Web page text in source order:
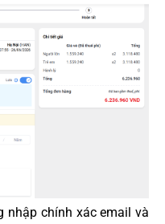
nhập chính xác email và